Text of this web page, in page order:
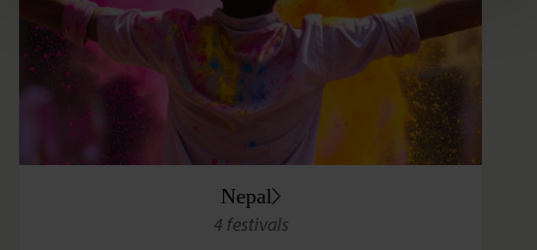
Nepal
4 festivals